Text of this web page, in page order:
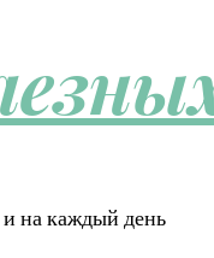
на каждый день